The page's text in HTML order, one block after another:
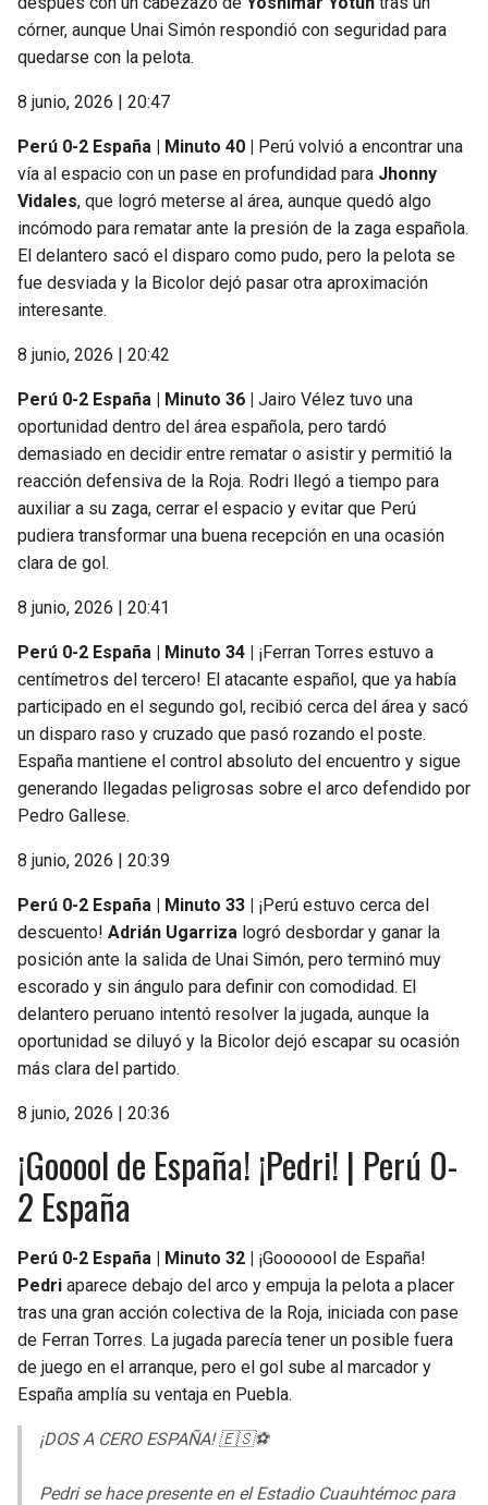
córner, aunque Unai Simón respondió con seguridad para
quedarse con la pelota.
8 junio, 2026 | 20:47
Perú 0-2 España | Minuto 40 |
Perú volvió a encontrar una
vía al espacio con un pase en profundidad para Jhonny
Vidales, que logró meterse al área, aunque quedó algo
incómodo para rematar ante la presión de la zaga española.
El delantero sacó el disparo como pudo, pero la pelota se
fue desviada y la Bicolor dejó pasar otra aproximación
interesante.
8 junio, 2026 | 20:42
Perú 0-2 España | Minuto 36 |
Jairo Vélez tuvo una
oportunidad dentro del área española, pero tardó
demasiado en decidir entre rematar o asistir y permitió la
reacción defensiva de la Roja. Rodri llegó a tiempo para
auxiliar a su zaga, cerrar el espacio y evitar que Perú
pudiera transformar una buena recepción en una ocasión
clara de gol.
8 junio, 2026 | 20:41
Perú 0-2 España | Minuto 34 |
¡Ferran Torres estuvo a
centímetros del tercero! El atacante español, que ya había
participado en el segundo gol, recibió cerca del área y sacó
un disparo raso y cruzado que pasó rozando el poste.
España mantiene el control absoluto del encuentro y sigue
generando llegadas peligrosas sobre el arco defendido por
Pedro Gallese.
8 junio, 2026 | 20:39
Perú 0-2 España | Minuto 33 |
¡Perú estuvo cerca del
descuento! Adrián Ugarriza logró desbordar y ganar la
posición ante la salida de Unai Simón, pero terminó muy
escorado y sin ángulo para definir con comodidad. El
delantero peruano intentó resolver la jugada, aunque la
oportunidad se diluyó y la Bicolor dejó escapar su ocasión
más clara del partido.
8 junio, 2026 | 20:36
¡Gooool de España! ¡Pedri! | Perú 0-
2 España
Perú 0-2 España | Minuto 32 |
¡Gooooool de España!
Pedri aparece debajo del arco y empuja la pelota a placer
tras una gran acción colectiva de la Roja, iniciada con pase
de Ferran Torres. La jugada parecía tener un posible fuera
de juego en el arranque, pero el gol sube al marcador y
España amplía su ventaja en Puebla.
¡DOS A CERO ESPAÑA! 🇪🇸⚽️
Pedri se hace presente en el Estadio Cuauhtémoc para